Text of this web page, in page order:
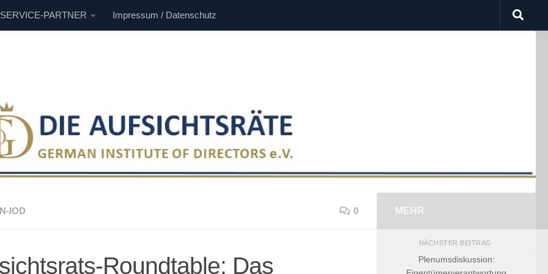
PARTNER Impressum / Datenschutz
IOD 0
Roundtable: Das
MEHR
NÄCHSTER BEITRAG
Plenumsdiskussion: